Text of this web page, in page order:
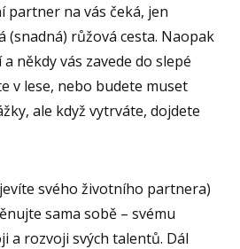
partner na vás čeká, jen
(snadná) růžová cesta. Naopak
někdy vás zavede do slepé
v lese, nebo budete muset
ale když vytrváte, dojdete
svého životního partnera)
sama sobě – svému
a rozvoji svých talentů. Dál